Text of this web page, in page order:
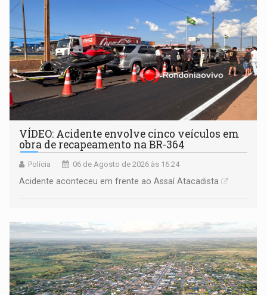
VÍDEO: Acidente envolve cinco veículos em
obra de recapeamento na BR-364
Polícia 06 de Agosto de 2026 às 16:24
Acidente aconteceu em frente ao Assaí Atacadista